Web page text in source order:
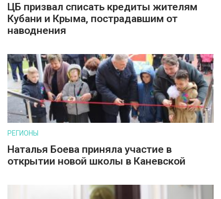
ЦБ призвал списать кредиты жителям
Кубани и Крыма, пострадавшим от
наводнения
РЕГИОНЫ
Наталья Боева приняла участие в
открытии новой школы в Каневской